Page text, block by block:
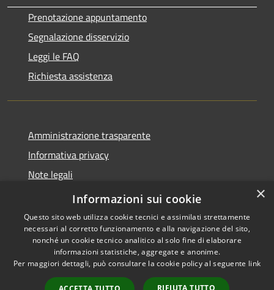
Prenotazione appuntamento
Segnalazione disservizio
Leggi le FAQ
Richiesta assistenza
Amministrazione trasparente
Informativa privacy
Note legali
Dichiarazione di accessibilità
Accessibilità
Copyright © 2026 • Comune di
Gaggiano • Powered by
Municipium• Accesso
×
Informazioni sui cookie
Questo sito web utilizza cookie tecnici e assimilati strettamente
necessari al corretto funzionamento e alla navigazione del sito,
nonché un cookie tecnico analitico al solo fine di elaborare
informazioni statistiche, aggregate e anonime.
Per maggiori dettagli, può consultare la cookie policy al seguente link
RIFIUTA TUTTO